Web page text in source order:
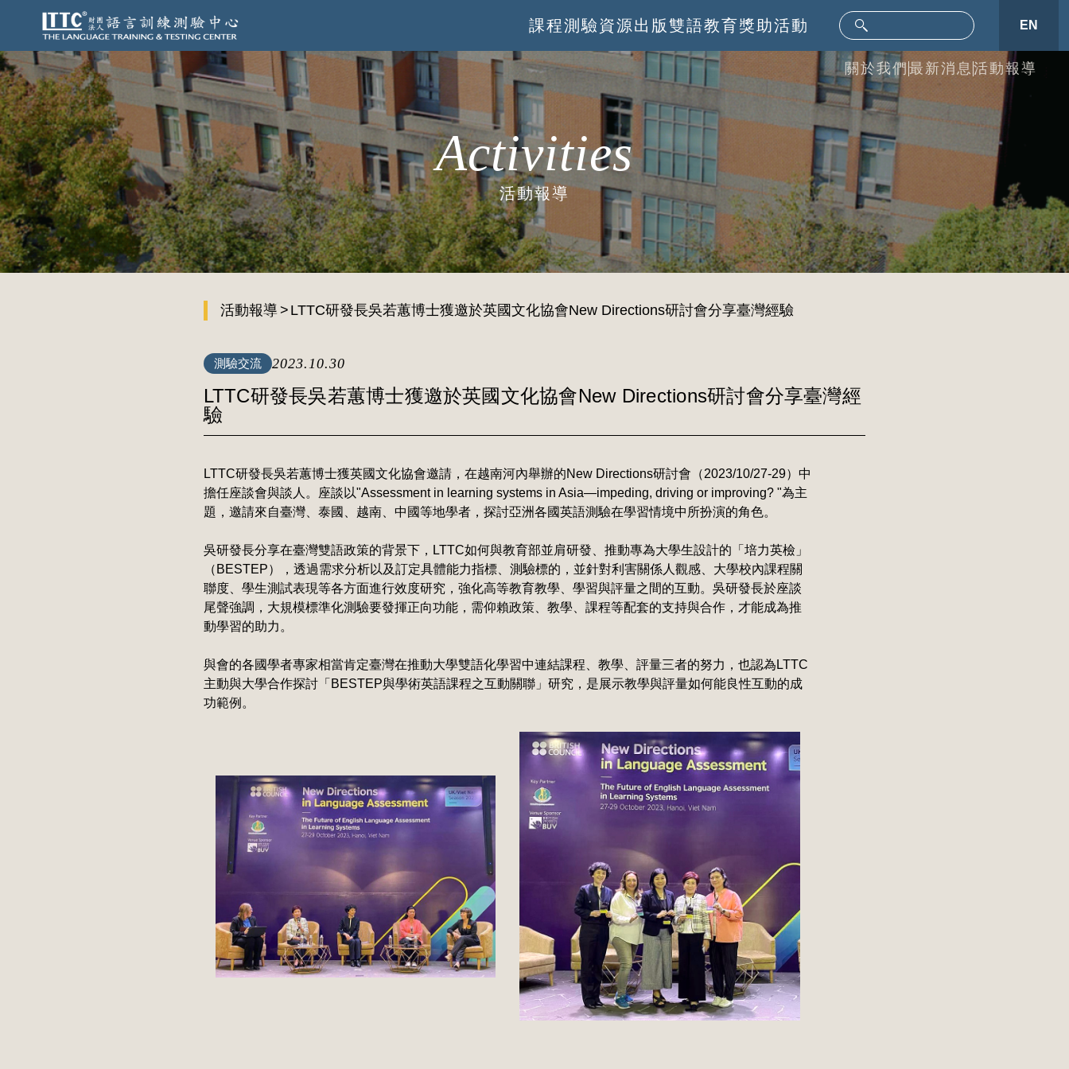
課程測驗資源出版雙語教育獎助活動 EN
關於我們 最新消息 活動報導
Activities
活動報導
活動報導 LTTC研發長吳若蕙博士獲邀於英國文化協會New Directions研討會分享臺灣經驗
測驗交流 2023.10.30
LTTC研發長吳若蕙博士獲邀於英國文化協會New Directions研討會分享臺灣經
驗
LTTC研發長吳若蕙博士獲英國文化協會邀請，在越南河內舉辦的New Directions研討會（2023/10/27-29）中
擔任座談會與談人。座談以"Assessment in learning systems in Asia—impeding, driving or improving? "為主
題，邀請來自臺灣、泰國、越南、中國等地學者，探討亞洲各國英語測驗在學習情境中所扮演的角色。
吳研發長分享在臺灣雙語政策的背景下，LTTC如何與教育部並肩研發、推動專為大學生設計的「培力英檢」
（BESTEP），透過需求分析以及訂定具體能力指標、測驗標的，並針對利害關係人觀感、大學校內課程關
聯度、學生測試表現等各方面進行效度研究，強化高等教育教學、學習與評量之間的互動。吳研發長於座談
尾聲強調，大規模標準化測驗要發揮正向功能，需仰賴政策、教學、課程等配套的支持與合作，才能成為推
動學習的助力。
與會的各國學者專家相當肯定臺灣在推動大學雙語化學習中連結課程、教學、評量三者的努力，也認為LTTC
主動與大學合作探討「BESTEP與學術英語課程之互動關聯」研究，是展示教學與評量如何能良性互動的成
功範例。